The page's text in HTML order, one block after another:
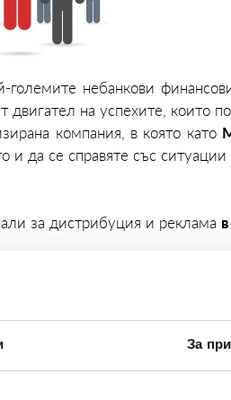
За
големите небанкови
на успехите, които
компания, в която като
да се справяте със ситуации
за дистрибуция и реклама
на управляваните екипи